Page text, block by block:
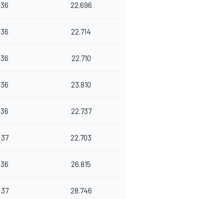
36 22.696
36 22.714
36 22.710
36 23.810
36 22.737
37 22.703
36 26.815
37 28.746